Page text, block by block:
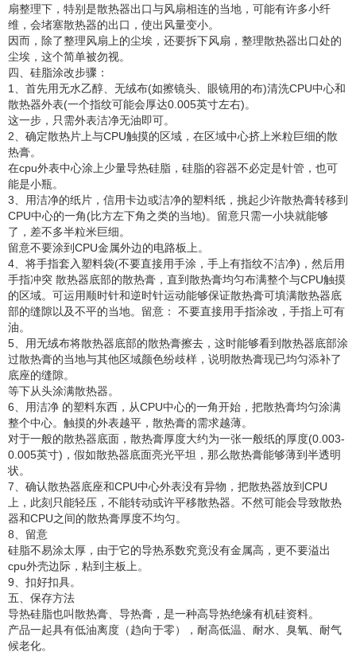
扇整理下，特别是散热器出口与风扇相连的当地，可能有许多小纤
维，会堵塞散热器的出口，使出风量变小。
因而，除了整理风扇上的尘埃，还要拆下风扇，整理散热器出口处的
尘埃，这个简单被勿视。
四、硅脂涂改步骤：
1、首先用无水乙醇、无绒布(如擦镜头、眼镜用的布)清洗CPU中心和
散热器外表(一个指纹可能会厚达0.005英寸左右)。
这一步，只需外表洁净无油即可。
2、确定散热片上与CPU触摸的区域，在区域中心挤上米粒巨细的散
热膏。
在cpu外表中心涂上少量导热硅脂，硅脂的容器不必定是针管，也可
能是小瓶。
3、用洁净的纸片，信用卡边或洁净的塑料纸，挑起少许散热膏转移到
CPU中心的一角(比方左下角之类的当地)。留意只需一小块就能够
了，差不多半粒米巨细。
留意不要涂到CPU金属外边的电路板上。
4、将手指套入塑料袋(不要直接用手涂，手上有指纹不洁净)，然后用
手指冲突 散热器底部的散热膏，直到散热膏均匀布满整个与CPU触摸
的区域。可运用顺时针和逆时针运动能够保证散热膏可填满散热器底
部的缝隙以及不平的当地。留意： 不要直接用手指涂改，手指上可有
油。
5、用无绒布将散热器底部的散热膏擦去，这时能够看到散热器底部涂
过散热膏的当地与其他区域颜色纷歧样，说明散热膏现已均匀添补了
底座的缝隙。
等下从头涂满散热器。
6、用洁净 的塑料东西，从CPU中心的一角开始，把散热膏均匀涂满
整个中心。触摸的外表越平，散热膏的需求越薄。
对于一般的散热器底面，散热膏厚度大约为一张一般纸的厚度(0.003-
0.005英寸)，假如散热器底面亮光平坦，那么散热膏能够薄到半透明
状。
7、确认散热器底座和CPU中心外表没有异物，把散热器放到CPU
上，此刻只能轻压，不能转动或许平移散热器。不然可能会导致散热
器和CPU之间的散热膏厚度不均匀。
8、留意
硅脂不易涂太厚，由于它的导热系数究竟没有金属高，更不要溢出
cpu外壳边际，粘到主板上。
9、扣好扣具。
五、保存方法
导热硅脂也叫散热膏、导热膏，是一种高导热绝缘有机硅资料。
产品一起具有低油离度（趋向于零），耐高低温、耐水、臭氧、耐气
候老化。